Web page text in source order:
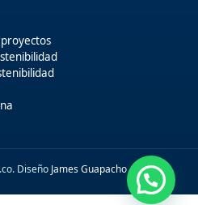
Diseño James Guapacho